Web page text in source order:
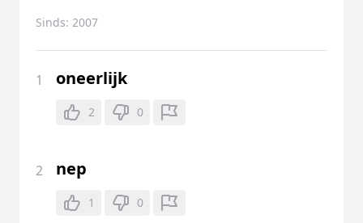
Sinds: 2007
1 oneerlijk
2 0
2 nep
1 0